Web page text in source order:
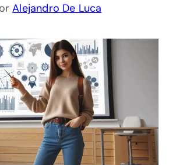
Alejandro De Luca